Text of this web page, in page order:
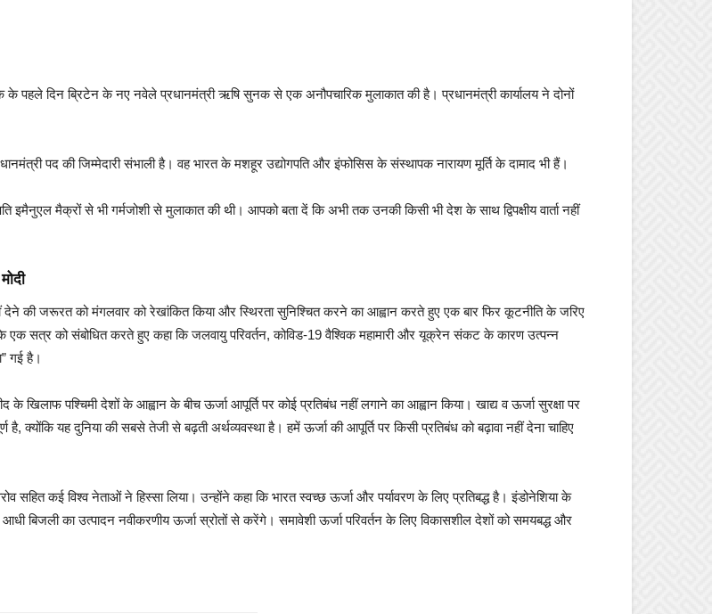
के पहले दिन ब्रिटेन के नए नवेले प्रधानमंत्री ऋषि सुनक से एक अनौपचारिक मुलाकात की है। प्रधानमंत्री कार्यालय ने दोनों
पद की जिम्मेदारी संभाली है। वह भारत के मशहूर उद्योगपति और इंफोसिस के संस्थापक नारायण मूर्ति के दामाद भी हैं।
इमैनुएल मैक्रों से भी गर्मजोशी से मुलाकात की थी। आपको बता दें कि अभी तक उनकी किसी भी देश के साथ द्विपक्षीय वार्ता नहीं
देने की जरूरत को मंगलवार को रेखांकित किया और स्थिरता सुनिश्चित करने का आह्वान करते हुए एक बार फिर कूटनीति के जरिए
एक सत्र को संबोधित करते हुए कहा कि जलवायु परिवर्तन, कोविड-19 वैश्विक महामारी और यूक्रेन संकट के कारण उत्पन्न
गई है।
पश्चिमी देशों के आह्वान के बीच ऊर्जा आपूर्ति पर कोई प्रतिबंध नहीं लगाने का आह्वान किया। खाद्य व ऊर्जा सुरक्षा पर
है, क्योंकि यह दुनिया की सबसे तेजी से बढ़ती अर्थव्यवस्था है। हमें ऊर्जा की आपूर्ति पर किसी प्रतिबंध को बढ़ावा नहीं देना चाहिए
कई विश्व नेताओं ने हिस्सा लिया। उन्होंने कहा कि भारत स्वच्छ ऊर्जा और पर्यावरण के लिए प्रतिबद्ध है। इंडोनेशिया के
बिजली का उत्पादन नवीकरणीय ऊर्जा स्रोतों से करेंगे। समावेशी ऊर्जा परिवर्तन के लिए विकासशील देशों को समयबद्ध और